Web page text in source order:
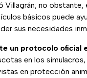
Villagrán; no obstante,
básicos puede
sus necesidades
un protocolo oficial
en los simulacros,
en protección